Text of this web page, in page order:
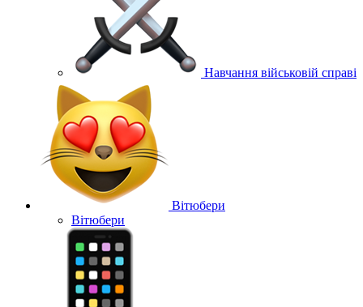
Навчання військовій справі
Вітюбери
Вітюбери